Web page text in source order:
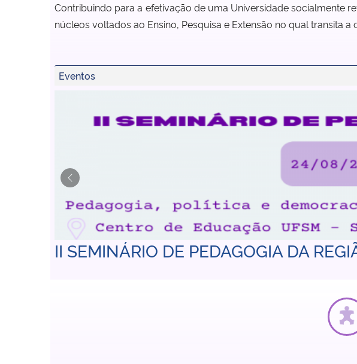
Contribuindo para a efetivação de uma Universidade socialmente
núcleos voltados ao Ensino, Pesquisa e Extensão no qual transita
Eventos
II SEMINÁRIO DE PEDAGOGIA DA
Previous